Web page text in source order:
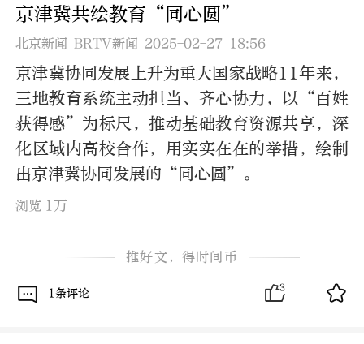
京津冀共绘教育“同心圆”
北京新闻 BRTV新闻 2025-02-27 18:56
京津冀协同发展上升为重大国家战略11年来，
三地教育系统主动担当、齐心协力，以“百姓
获得感”为标尺，推动基础教育资源共享，深
化区域内高校合作，用实实在在的举措，绘制
出京津冀协同发展的“同心圆”。
浏览 1万
推好文，得时间币
1条评论 3